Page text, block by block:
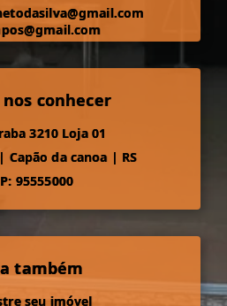
conhecer
3210 Loja 01
| Capão da canoa | RS
95555000
também
seu imóvel